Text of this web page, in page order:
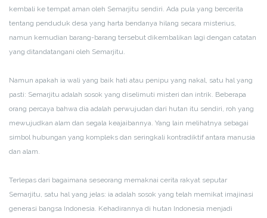
kembali ke tempat aman oleh Semarjitu sendiri. Ada pula yang bercerita
tentang penduduk desa yang harta bendanya hilang secara misterius,
namun kemudian barang-barang tersebut dikembalikan lagi dengan catatan
yang ditandatangani oleh Semarjitu.
Namun apakah ia wali yang baik hati atau penipu yang nakal, satu hal yang
pasti: Semarjitu adalah sosok yang diselimuti misteri dan intrik. Beberapa
orang percaya bahwa dia adalah perwujudan dari hutan itu sendiri, roh yang
mewujudkan alam dan segala keajaibannya. Yang lain melihatnya sebagai
simbol hubungan yang kompleks dan seringkali kontradiktif antara manusia
dan alam.
Terlepas dari bagaimana seseorang memaknai cerita rakyat seputar
Semarjitu, satu hal yang jelas: ia adalah sosok yang telah memikat imajinasi
generasi bangsa Indonesia. Kehadirannya di hutan Indonesia menjadi